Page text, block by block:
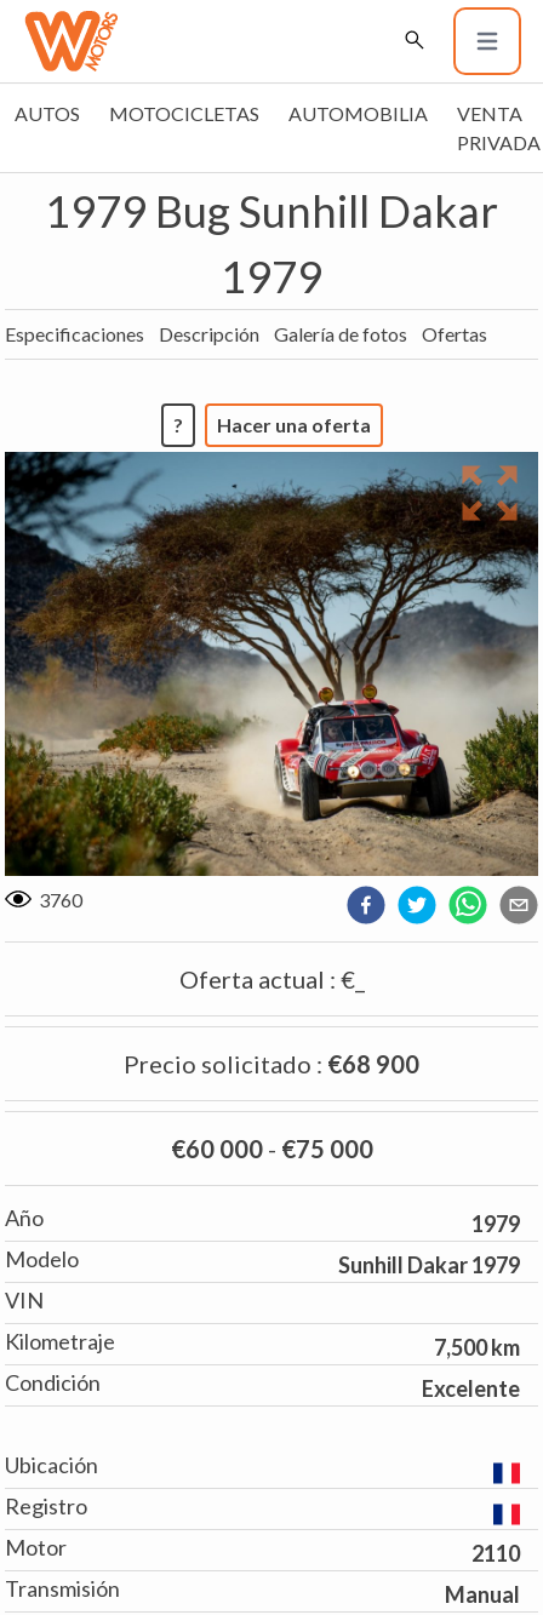
AUTOS MOTOCICLETAS AUTOMOBILIA
VENTA
PRIVADA
1979 Bug Sunhill Dakar
1979
Especificaciones Descripción Galería de fotos Ofertas
? Hacer una oferta
3760
Oferta actual : €_
Precio solicitado : €68 900
€60 000- €75 000
Año
1979
Modelo
Sunhill Dakar 1979
VIN
Kilometraje
7,500 km
Condición
Excelente
Ubicación
Registro
Motor
2110
Transmisión
Manual